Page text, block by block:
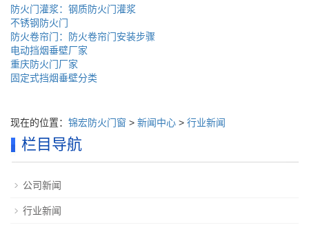
防火门灌浆：钢质防火门灌浆
不锈钢防火门
防火卷帘门：防火卷帘门安装步骤
电动挡烟垂壁厂家
重庆防火门厂家
固定式挡烟垂壁分类
现在的位置： 锦宏防火门窗 > 新闻中心 > 行业新闻
栏目导航
公司新闻
行业新闻